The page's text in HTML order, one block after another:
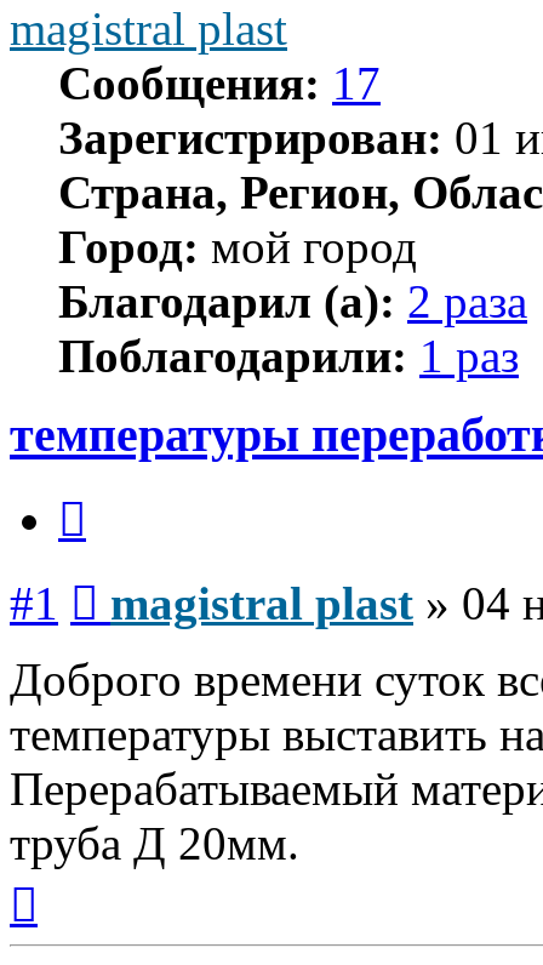
magistral plast
Сообщения: 17
Зарегистрирован: 01
Страна, Регион,
Город: мой город
Благодарил (а): 2 раза
Поблагодарили: 1 раз
температуры
#1 magistral plast » 04
Доброго времени суток
температуры выставить
Перерабатываемый
труба Д 20мм.
началу